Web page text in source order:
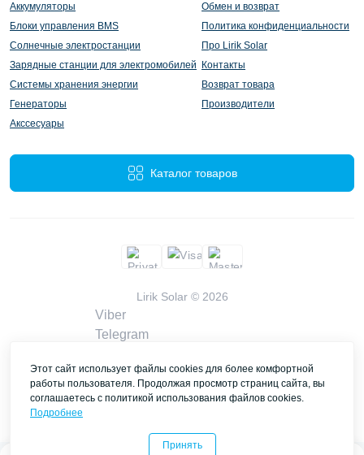
Аккумуляторы
Блоки управления BMS
Солнечные электростанции
Зарядные станции для электромобилей
Системы хранения энергии
Генераторы
Акссесуары
Обмен и возврат
Политика конфиденциальности
Про Lirik Solar
Контакты
Возврат товара
Производители
Каталог товаров
Lirik Solar © 2026
Viber
Telegram
liriksolarcompany@gmail.com
Заказать звонок
Этот сайт использует файлы cookies для более комфортной
работы пользователя. Продолжая просмотр страниц сайта, вы
соглашаетесь с политикой использования файлов cookies.
Подробнее
Принять